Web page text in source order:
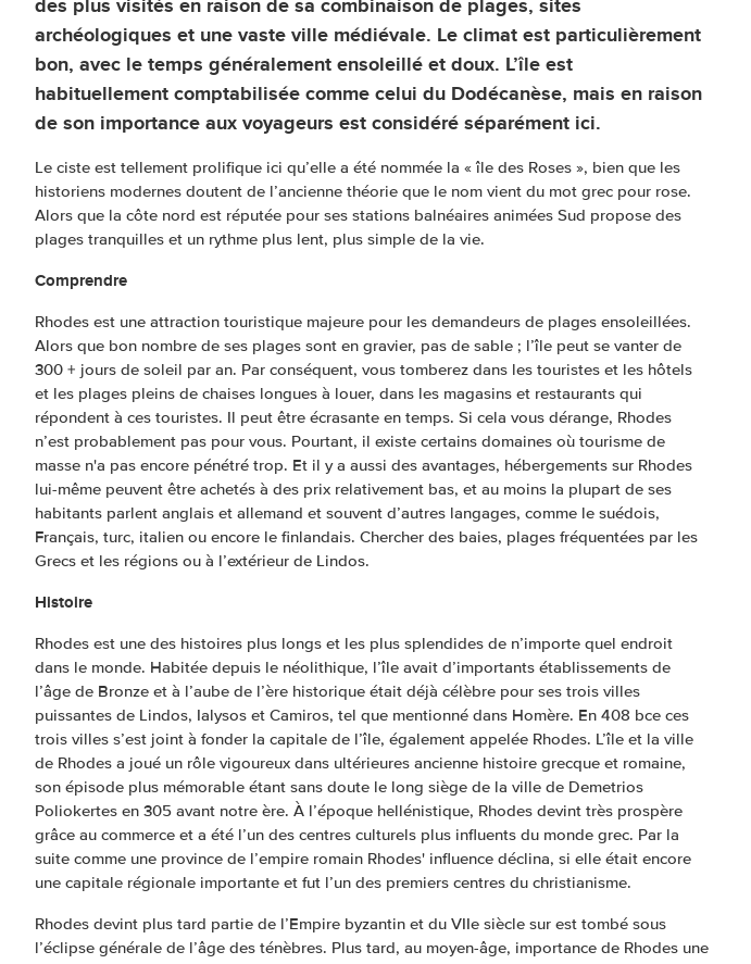
archéologiques et une vaste ville médiévale. Le climat est particulièrement
bon, avec le temps généralement ensoleillé et doux. L’île est
habituellement comptabilisée comme celui du Dodécanèse, mais en raison
de son importance aux voyageurs est considéré séparément ici.
Le ciste est tellement prolifique ici qu’elle a été nommée la « île des Roses », bien que les
historiens modernes doutent de l’ancienne théorie que le nom vient du mot grec pour rose.
Alors que la côte nord est réputée pour ses stations balnéaires animées Sud propose des
plages tranquilles et un rythme plus lent, plus simple de la vie.
Comprendre
Rhodes est une attraction touristique majeure pour les demandeurs de plages ensoleillées.
Alors que bon nombre de ses plages sont en gravier, pas de sable ; l’île peut se vanter de
300 + jours de soleil par an. Par conséquent, vous tomberez dans les touristes et les hôtels
et les plages pleins de chaises longues à louer, dans les magasins et restaurants qui
répondent à ces touristes. Il peut être écrasante en temps. Si cela vous dérange, Rhodes
n’est probablement pas pour vous. Pourtant, il existe certains domaines où tourisme de
masse n'a pas encore pénétré trop. Et il y a aussi des avantages, hébergements sur Rhodes
lui-même peuvent être achetés à des prix relativement bas, et au moins la plupart de ses
habitants parlent anglais et allemand et souvent d’autres langages, comme le suédois,
Français, turc, italien ou encore le finlandais. Chercher des baies, plages fréquentées par les
Grecs et les régions ou à l’extérieur de Lindos.
Histoire
Rhodes est une des histoires plus longs et les plus splendides de n’importe quel endroit
dans le monde. Habitée depuis le néolithique, l’île avait d’importants établissements de
l’âge de Bronze et à l’aube de l’ère historique était déjà célèbre pour ses trois villes
puissantes de Lindos, Ialysos et Camiros, tel que mentionné dans Homère. En 408 bce ces
trois villes s’est joint à fonder la capitale de l’île, également appelée Rhodes. L’île et la ville
de Rhodes a joué un rôle vigoureux dans ultérieures ancienne histoire grecque et romaine,
son épisode plus mémorable étant sans doute le long siège de la ville de Demetrios
Poliokertes en 305 avant notre ère. À l’époque hellénistique, Rhodes devint très prospère
grâce au commerce et a été l’un des centres culturels plus influents du monde grec. Par la
suite comme une province de l’empire romain Rhodes' influence déclina, si elle était encore
une capitale régionale importante et fut l’un des premiers centres du christianisme.
Rhodes devint plus tard partie de l’Empire byzantin et du VIIe siècle sur est tombé sous
l’éclipse générale de l’âge des ténèbres. Plus tard, au moyen-âge, importance de Rhodes une